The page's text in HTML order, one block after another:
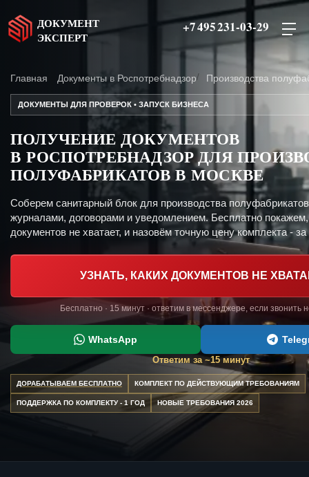
ДОКУМЕНТ
ЭКСПЕРТ
+7 495 231-03-29
Главная Документы в Роспотребнадзор Производства
ДОКУМЕНТЫ ДЛЯ ПРОВЕРОК • ЗАПУСК БИЗНЕСА
ПОЛУЧЕНИЕ ДОКУМЕНТОВ
В РОСПОТРЕБНАДЗОР ДЛЯ
ПОЛУФАБРИКАТОВ В МОСКВЕ
Соберем санитарный блок для производства
журналами, договорами и уведомлением. Бесплатно покажем,
документов не хватает, и назовём точную цену комплекта - за
УЗНАТЬ, КАКИХ ДОКУМЕНТОВ НЕ
Бесплатно · 15 минут · ответим в мессенджере, если звонить
WhatsApp
Ответим за ~15 минут
ДОРАБАТЫВАЕМ БЕСПЛАТНО КОМПЛЕКТ ПО ДЕЙСТВУЮЩИМ ТРЕБОВАНИЯМ
ПОДДЕРЖКА ПО КОМПЛЕКТУ - 1 ГОД НОВЫЕ ТРЕБОВАНИЯ 2026